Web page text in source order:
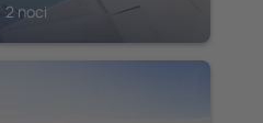
2 noci